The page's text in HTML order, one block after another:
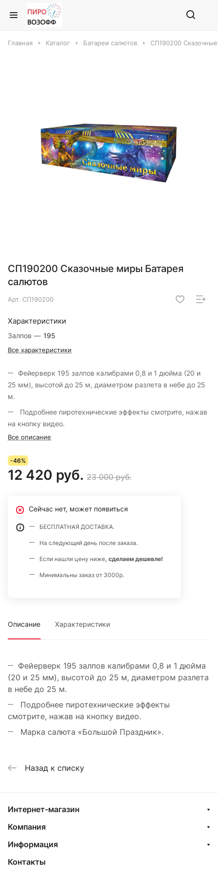
Главная Каталог Батареи салютов СП190200
СП190200 Сказочные миры Батарея
салютов
Арт. СП190200
Характеристики
Залпов — 195
Все характеристики
Фейерверк 195 залпов калибрами 0,8 и 1 дюйма (20 и
25 мм), высотой до 25 м, диаметром разлета в небе до 25
м.
на кнопку видео.
Марка салюта «Большой Праздник».
Все описание
-46%
12 420 руб. 23 000 руб.
Сейчас нет, может появиться
БЕСПЛАТНАЯ ДОСТАВКА.
На следующий день после заказа.
Если нашли цену ниже, сделаем дешевле!
Минимальны заказ от 3000р.
Описание Характеристики
Фейерверк 195 залпов калибрами 0,8 и 1 дюйма
(20 и 25 мм), высотой до 25 м, диаметром разлета
в небе до 25 м.
Подробнее пиротехнические эффекты
смотрите, нажав на кнопку видео.
Марка салюта «Большой Праздник».
Назад к списку
Интернет-магазин
Компания
Информация
Контакты